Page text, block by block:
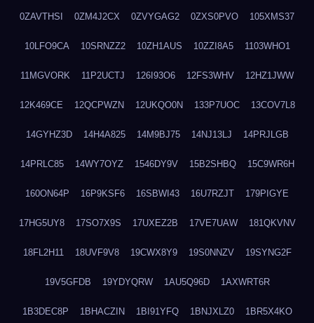
0ZAVTHSI 0ZM4J2CX 0ZVYGAG2 0ZXS0PVO 105XMS37
10LFO9CA 10SRNZZ2 10ZH1AUS 10ZZI8A5 1103WHO1
11MGVORK 11P2UCTJ 126I93O6 12FS3WHV 12HZ1JWW
12K469CE 12QCPWZN 12UKQO0N 133P7UOC 13COV7L8
14GYHZ3D 14H4A825 14M9BJ75 14NJ13LJ 14PRJLGB
14PRLC85 14WY7OYZ 1546DY9V 15B2SHBQ 15C9WR6H
160ON64P 16P9KSF6 16SBWI43 16U7RZJT 179PIGYE
17HG5UY8 17SO7X9S 17UXEZ2B 17VE7UAW 181QKVNV
18FL2H11 18UVF9V8 19CWX8Y9 19S0NNZV 19SYNG2F
19V5GFDB 19YDYQRW 1AU5Q96D 1AXWRT6R
1B3DEC8P 1BHACZIN 1BI91YFQ 1BNJXLZ0 1BR5X4KO